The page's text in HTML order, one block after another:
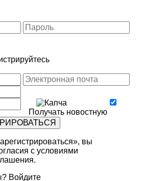
Получать новостную
вы
с условиями
.
Войдите